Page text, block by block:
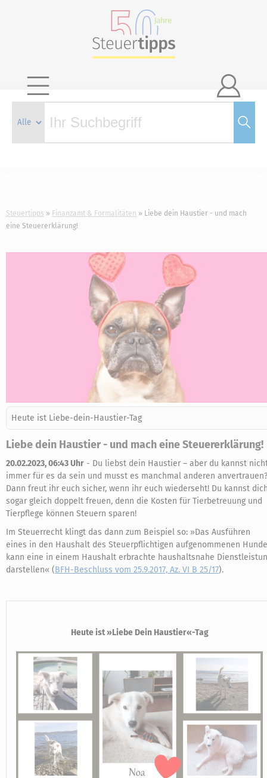

Steuertipps Finanzamt & Formalitäten
Liebe dein Haustier - und mach
eine Steuererklärung!
Heute ist Liebe-dein-Haustier-Tag
Liebe dein Haustier - und mach eine Steuererklärung!
20.02.2023, 06:43 Uhr - Du liebst dein Haustier – aber du kannst
immer für es da sein und musst es manchmal anderen anvertrauen?
Dann freut ihr euch sicher, wenn ihr euch wiederseht! Du kannst
sogar gleich doppelt freuen, denn die Kosten für Tierbetreuung und
Tierpflege können Steuern sparen!
Im Steuerrecht klingt das dann zum Beispiel so: »Das Ausführen
eines in den Haushalt des Steuerpflichtigen aufgenommenen
kann eine in einem Haushalt erbrachte haushaltsnahe
darstellen« (BFH-Beschluss vom 25.9.2017, Az. VI B 25/17).
Heute ist »Liebe Dein Haustier«-Tag